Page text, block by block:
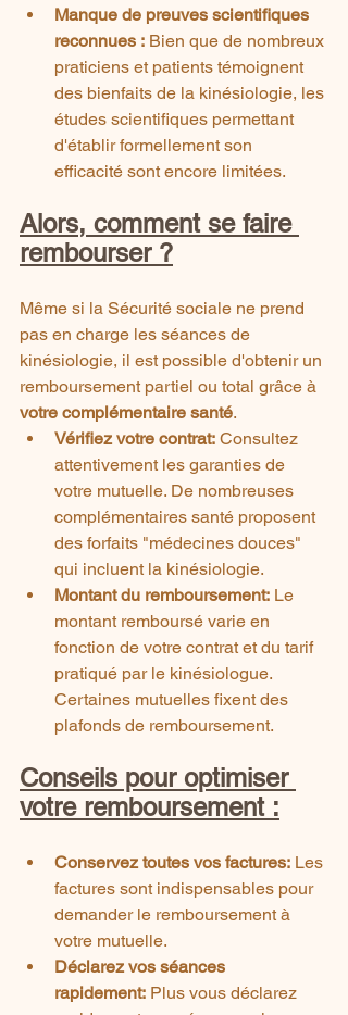
Manque de preuves scientifiques
reconnues : Bien que de nombreux
praticiens et patients témoignent
des bienfaits de la kinésiologie, les
études scientifiques permettant
d'établir formellement son
efficacité sont encore limitées.
Alors, comment se faire
rembourser ?
Même si la Sécurité sociale ne prend
pas en charge les séances de
kinésiologie, il est possible d'obtenir un
remboursement partiel ou total grâce à
votre complémentaire santé.
Vérifiez votre contrat: Consultez
attentivement les garanties de
votre mutuelle. De nombreuses
complémentaires santé proposent
des forfaits "médecines douces"
qui incluent la kinésiologie.
Montant du remboursement: Le
montant remboursé varie en
fonction de votre contrat et du tarif
pratiqué par le kinésiologue.
Certaines mutuelles fixent des
plafonds de remboursement.
Conseils pour optimiser
votre remboursement :
Conservez toutes vos factures: Les
factures sont indispensables pour
demander le remboursement à
votre mutuelle.
Déclarez vos séances
rapidement: Plus vous déclarez